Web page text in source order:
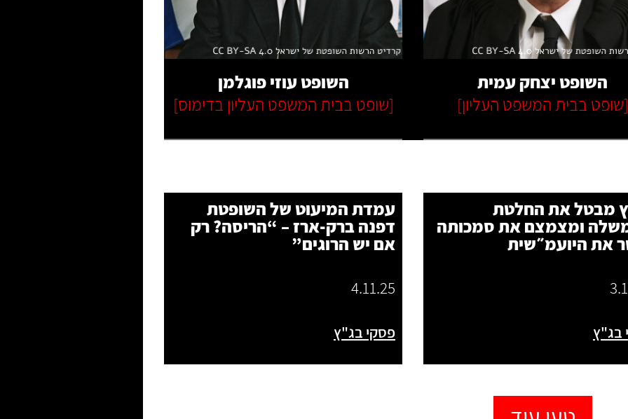
קרא עוד
השופט יצחק עמית
[שופט בבית המשפט העליון]
קרא עוד
השופט עוזי פוגלמן
[שופט בבית המשפט העליון בדימוס]
מבטל את החלטת
ומצמצם את סמכותה
את היועמ״שית
בג"ץ
עמדת המיעוט של השופטת
דפנה ברק‑ארז – “הריסה? רק
אם יש הרוגים”
4.11.25
פסקי בג"ץ